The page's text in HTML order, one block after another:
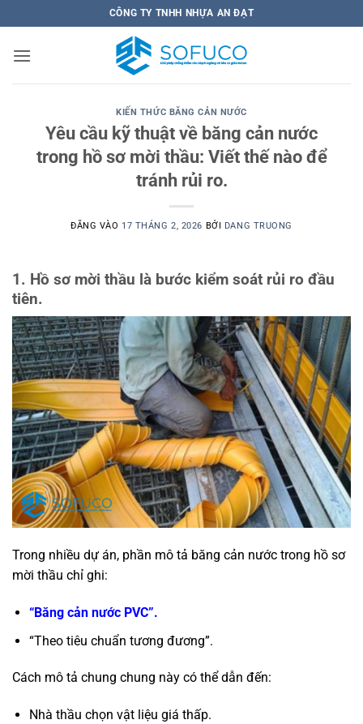
qua
nội
CÔNG TY TNHH NHỰA AN ĐẠT
KIẾN THỨC BĂNG CẢN NƯỚC
Yêu cầu kỹ thuật về băng cản nước
trong hồ sơ mời thầu: Viết thế nào để
tránh rủi ro.
ĐĂNG VÀO 17 THÁNG 2, 2026 BỞI DANG TRUONG
1. Hồ sơ mời thầu là bước kiểm soát rủi ro đầu
tiên.
Trong nhiều dự án, phần mô tả băng cản nước trong hồ sơ
mời thầu chỉ ghi:
“Băng cản nước PVC”.
“Theo tiêu chuẩn tương đương”.
Cách mô tả chung chung này có thể dẫn đến:
Nhà thầu chọn vật liệu giá thấp.